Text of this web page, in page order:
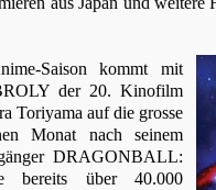
Saison kommt mit
der 20. Kinofilm
Toriyama auf die grosse
Monat nach seinem
DRAGONBALL:
bereits über 40.000